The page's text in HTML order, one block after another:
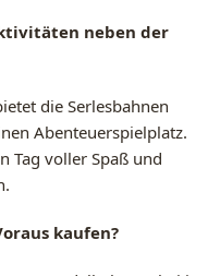
neben der
die Serlesbahnen
Abenteuerspielplatz.
Tag voller Spaß und
kaufen?